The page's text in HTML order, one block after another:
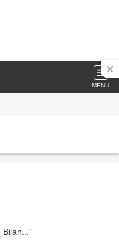
MENU